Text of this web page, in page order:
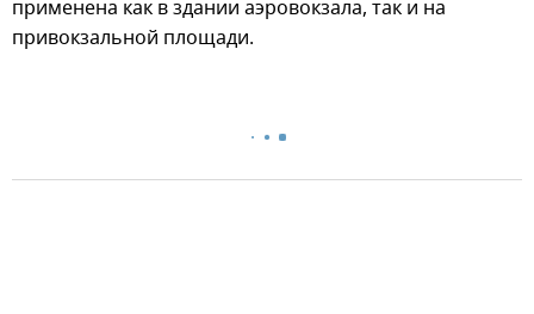
применена как в здании аэровокзала, так и на
привокзальной площади.